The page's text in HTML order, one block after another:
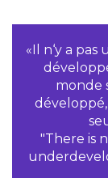
«Il n‘y a pas
monde
"There is